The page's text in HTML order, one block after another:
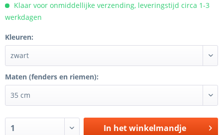
Klaar voor onmiddellijke verzending, leveringstijd circa 1-3
werkdagen
Kleuren:
Maten (fenders en riemen):
In het winkelmandje